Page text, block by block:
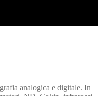
analogica e digitale. In